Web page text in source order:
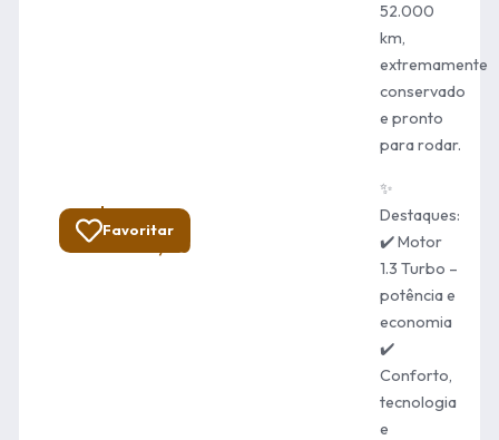
Favoritar
Total:
R$
138.900,00
52.000
km,
extremamente
conservado
e pronto
para rodar.
✨
Destaques:
✔️ Motor
1.3 Turbo –
potência e
economia
✔️
Conforto,
tecnologia
e